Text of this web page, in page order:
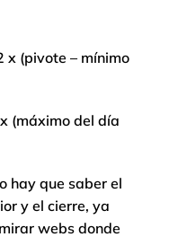
x (pivote – mínimo
(máximo del día
hay que saber el
y el cierre, ya
webs donde